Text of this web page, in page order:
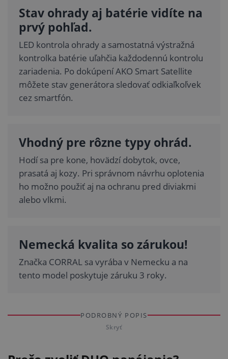
Stav ohrady aj batérie vidíte na
prvý pohľad.
LED kontrola ohrady a samostatná výstražná
kontrolka batérie uľahčia každodennú kontrolu
zariadenia. Po dokúpení AKO Smart Satellite
môžete stav generátora sledovať odkiaľkoľvek
cez smartfón.
Vhodný pre rôzne typy ohrád.
Hodí sa pre kone, hovädzí dobytok, ovce,
prasatá aj kozy. Pri správnom návrhu oplotenia
ho možno použiť aj na ochranu pred diviakmi
alebo vlkmi.
Nemecká kvalita so zárukou!
Značka CORRAL sa vyrába v Nemecku a na
tento model poskytuje záruku 3 roky.
PODROBNÝ POPIS
Skryť